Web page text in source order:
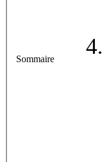
Sommaire